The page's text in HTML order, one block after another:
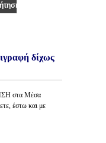
δίχως
στα Μέσα
έστω και με